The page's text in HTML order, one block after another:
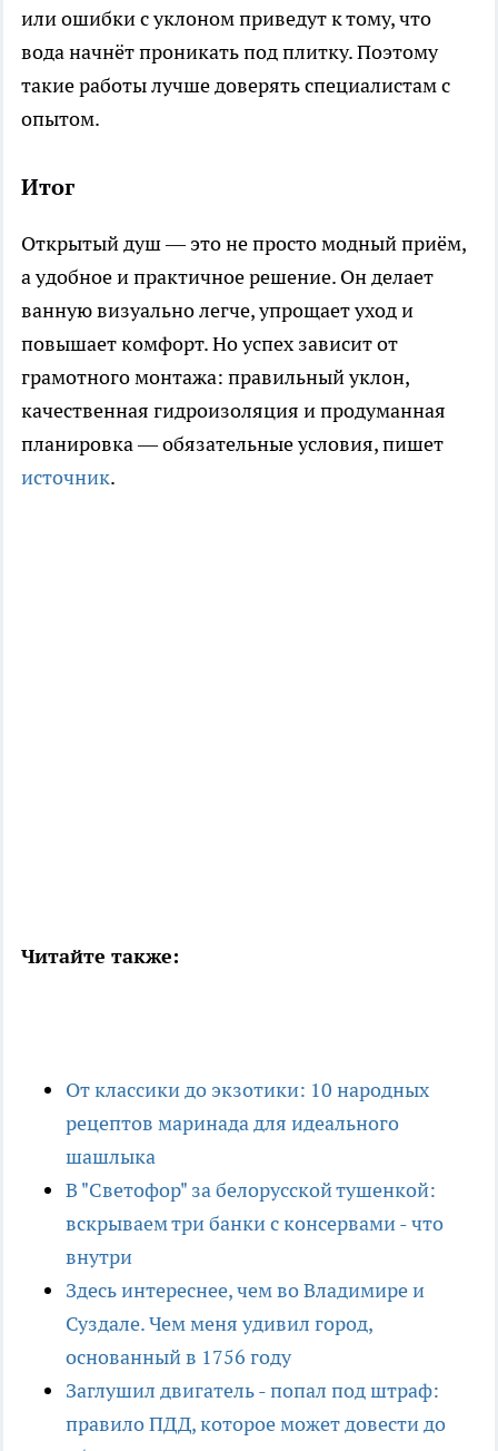
или ошибки с уклоном приведут к тому, что
вода начнёт проникать под плитку. Поэтому
такие работы лучше доверять специалистам с
опытом.
Итог
Открытый душ — это не просто модный приём,
а удобное и практичное решение. Он делает
ванную визуально легче, упрощает уход и
повышает комфорт. Но успех зависит от
грамотного монтажа: правильный уклон,
качественная гидроизоляция и продуманная
планировка — обязательные условия, пишет
источник.
Читайте также:
От классики до экзотики: 10 народных
рецептов маринада для идеального
шашлыка
В "Светофор" за белорусской тушенкой:
вскрываем три банки с консервами - что
внутри
Здесь интереснее, чем во Владимире и
Суздале. Чем меня удивил город,
основанный в 1756 году
Заглушил двигатель - попал под штраф:
правило ПДД, которое может довести до